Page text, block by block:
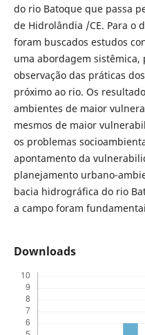
do rio Batoque que passa
de Hidrolândia /CE. Para o
foram buscados estudos
uma abordagem
observação das práticas
próximo ao rio. Os
ambientes de maior
mesmos de maior
os problemas
apontamento da
planejamento urbano-
bacia hidrográfica do rio
a campo foram
Downloads